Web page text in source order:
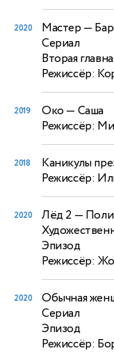
2020 Мастер —
Сериал
Вторая
Режиссёр:
2019 Око — Саша
Режиссёр:
2018 Каникулы
Режиссёр:
2020 Лёд 2 —
Эпизод
Режиссёр:
2020 Обычная
Сериал
Эпизод
Режиссёр: